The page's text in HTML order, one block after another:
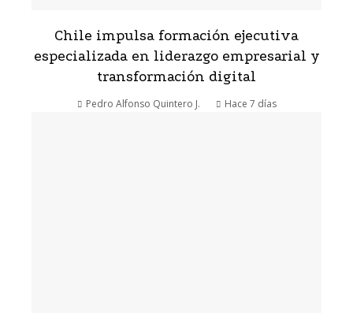
Chile impulsa formación ejecutiva
especializada en liderazgo empresarial y
transformación digital
Pedro Alfonso Quintero J. Hace 7 días